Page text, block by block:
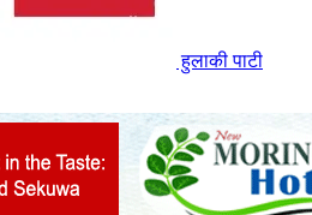
हुलाकी पाटी